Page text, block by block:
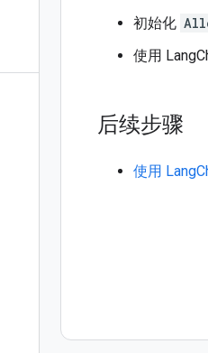
初始化
使用
后续步骤
使用